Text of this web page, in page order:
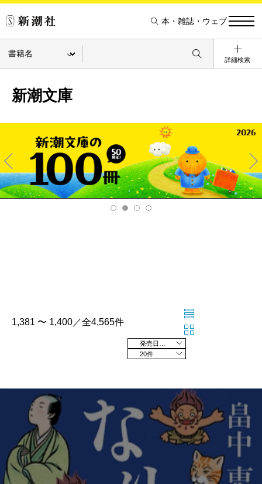
本・雑誌・ウェブ
詳細検索
新潮文庫
Pre
v
Ne
xt
1,381 〜 1,400／全4,565件
20件